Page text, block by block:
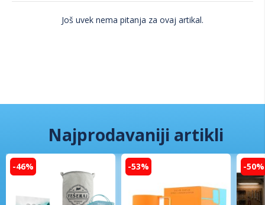
Još uvek nema pitanja za ovaj artikal.
Najprodavaniji artikli
-46% -53% -50%